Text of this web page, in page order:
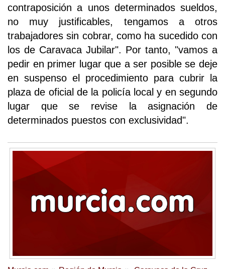
contraposición a unos determinados sueldos,
no muy justificables, tengamos a otros
trabajadores sin cobrar, como ha sucedido con
los de Caravaca Jubilar". Por tanto, "vamos a
pedir en primer lugar que a ser posible se deje
en suspenso el procedimiento para cubrir la
plaza de oficial de la policía local y en segundo
lugar que se revise la asignación de
determinados puestos con exclusividad".